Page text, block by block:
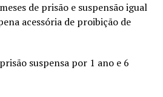
de prisão e suspensão igual
acessória de proibição de
suspensa por 1 ano e 6